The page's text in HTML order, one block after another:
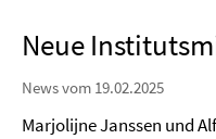
Neue
News vom 19.02.2025
Marjolijne Janssen und